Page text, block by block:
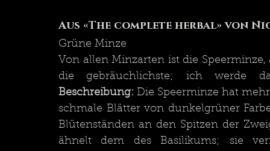
Aus «The complete herbal» von
Grüne Minze
Von allen Minzarten ist die
Beschreibung: Die Speerminze hat
schmale Blätter von dunkelgrüner
Blütenständen an den Spitzen der
ähnelt dem des Basilikums; sie